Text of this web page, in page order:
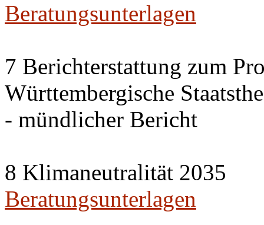
Beratungsunterlagen
7 Berichterstattung zum
Württembergische
- mündlicher Bericht
8 Klimaneutralität 2035
Beratungsunterlagen